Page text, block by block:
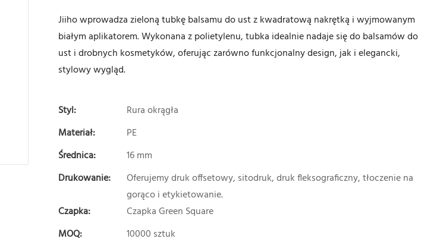
Jiiho wprowadza zieloną tubkę balsamu do ust z kwadratową nakrętką i wyjmowanym
białym aplikatorem. Wykonana z polietylenu, tubka idealnie nadaje się do balsamów do
ust i drobnych kosmetyków, oferując zarówno funkcjonalny design, jak i elegancki,
stylowy wygląd.
Styl:
Rura okrągła
Materiał:
PE
Średnica:
16 mm
Drukowanie:
Oferujemy druk offsetowy, sitodruk, druk fleksograficzny, tłoczenie na
gorąco i etykietowanie.
Czapka:
Czapka Green Square
MOQ:
10000 sztuk